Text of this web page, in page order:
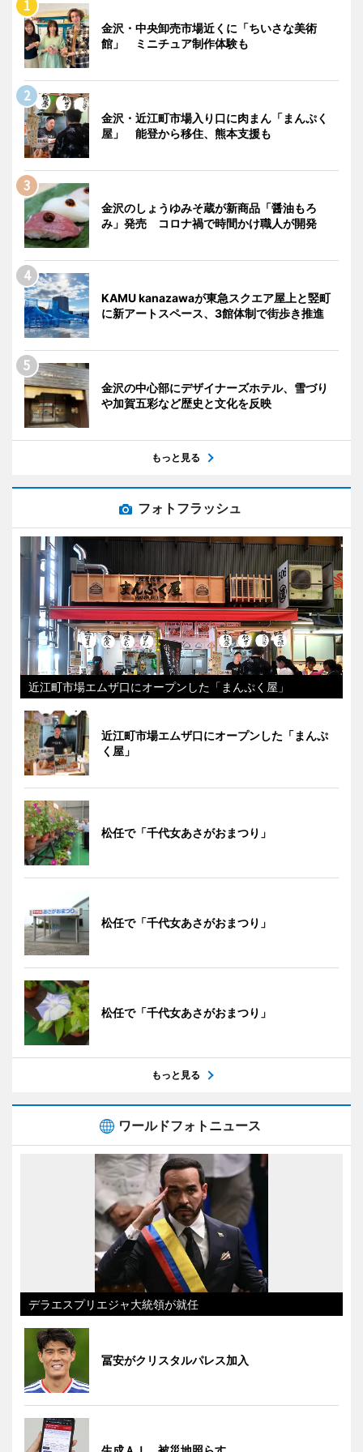
金沢・中央卸売市場近くに「ちいさな美術
館」 ミニチュア制作体験も
金沢・近江町市場入り口に肉まん「まんぷく
屋」 能登から移住、熊本支援も
金沢のしょうゆみそ蔵が新商品「醤油もろ
み」発売 コロナ禍で時間かけ職人が開発
KAMU kanazawaが東急スクエア屋上と竪町
に新アートスペース、3館体制で街歩き推進
金沢の中心部にデザイナーズホテル、雪づり
や加賀五彩など歴史と文化を反映
もっと見る
フォトフラッシュ
近江町市場エムザ口にオープンした「まんぷく屋」
近江町市場エムザ口にオープンした「まんぷ
く屋」
松任で「千代女あさがおまつり」
松任で「千代女あさがおまつり」
松任で「千代女あさがおまつり」
もっと見る
ワールドフォトニュース
デラエスプリエジャ大統領が就任
冨安がクリスタルパレス加入